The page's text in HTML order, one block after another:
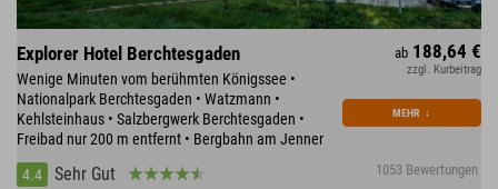
Explorer Hotel Berchtesgaden
Wenige Minuten vom berühmten Königssee •
Nationalpark Berchtesgaden • Watzmann •
Kehlsteinhaus • Salzbergwerk Berchtesgaden •
Freibad nur 200 m entfernt • Bergbahn am Jenner
4.4
Sehr Gut 1053 Bewertungen
ab 188,64 €
zzgl. Kurbeitrag
MEHR ↓